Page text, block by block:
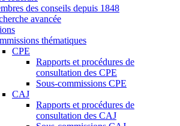
des conseils depuis 1848
avancée
thématiques
CPE
Rapports et procédures de
consultation des CPE
Sous-commissions CPE
CAJ
Rapports et procédures de
consultation des CAJ